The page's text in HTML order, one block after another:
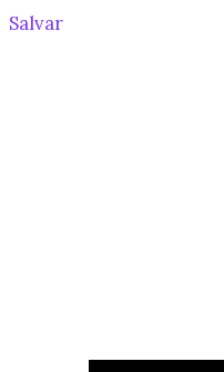
Salvar